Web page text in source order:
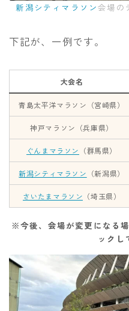
新潟シティマラソン会場の
下記が、一例です。
大会名
青島太平洋マラソン（宮崎県）
神戸マラソン（兵庫県）
ぐんまマラソン （群馬県）
新潟シティマラソン （新潟県）
さいたまマラソン （埼玉県）
※今後、会場が変更になる
ックし